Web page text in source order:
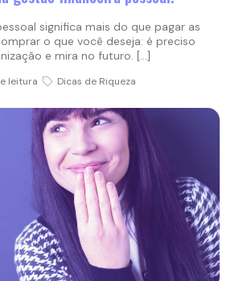
significa mais do que pagar as
o que você deseja: é preciso
e mira no futuro. […]
leitura Dicas de Riqueza